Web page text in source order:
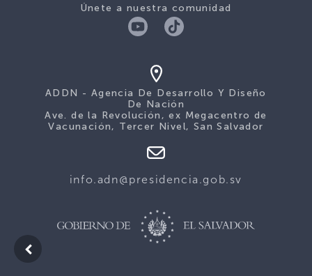
Únete a nuestra comunidad
ADDN - Agencia De Desarrollo Y Diseño
De Nación
Ave. de la Revolución, ex Megacentro de
Vacunación, Tercer Nivel, San Salvador
info.adn@presidencia.gob.sv